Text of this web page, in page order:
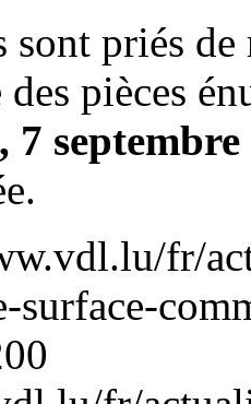
sont priés
pièces
7 septembre
fr/
surface-